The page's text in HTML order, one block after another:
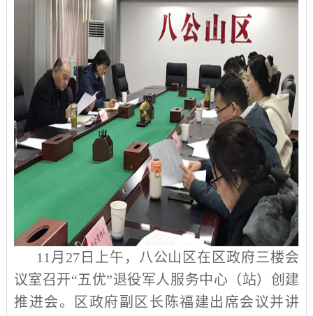
11 月 27日上午，八公山区在区政府三楼会
议室召开“五优”退役军人服务中心（站）创建
推进会。区政府副区长陈福建出席会议并讲